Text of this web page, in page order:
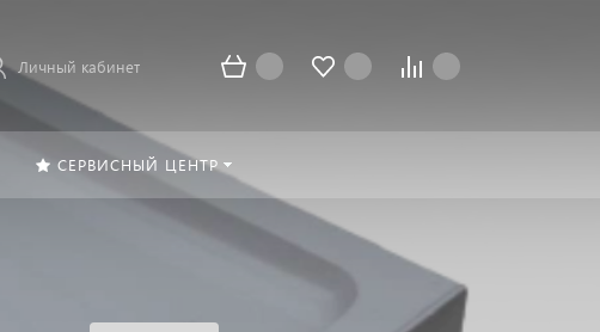
Личный кабинет
СЕРВИСНЫЙ ЦЕНТР